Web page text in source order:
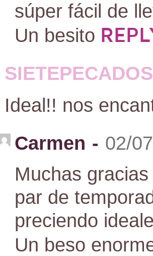
súper fácil de
Un besito
SIETEPECADOS
Ideal!! nos
Carmen - 02/
Muchas
par de
preciendo
Un beso